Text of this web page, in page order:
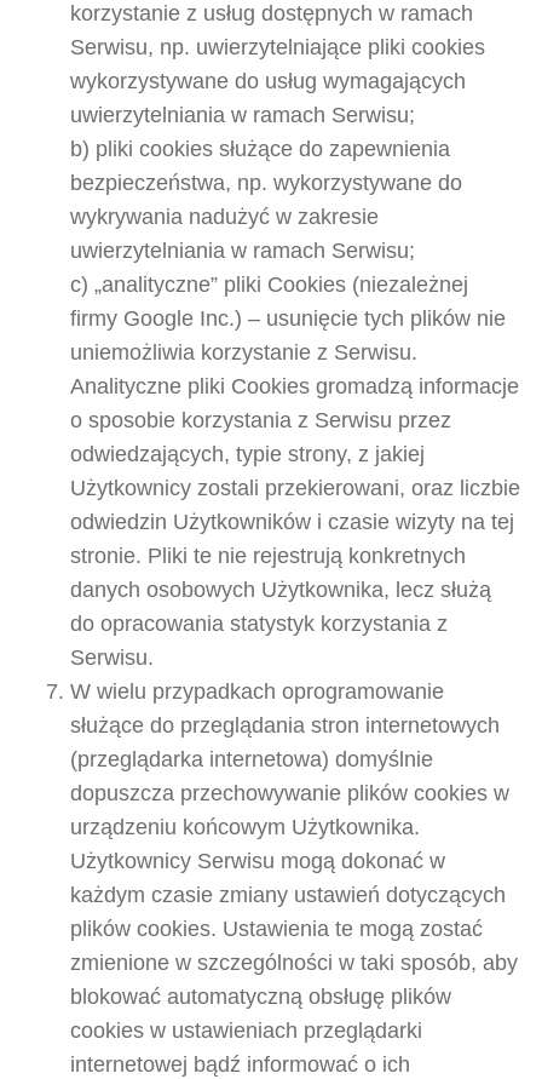
korzystanie z usług dostępnych w ramach
Serwisu, np. uwierzytelniające pliki cookies
wykorzystywane do usług wymagających
uwierzytelniania w ramach Serwisu;
b) pliki cookies służące do zapewnienia
bezpieczeństwa, np. wykorzystywane do
wykrywania nadużyć w zakresie
uwierzytelniania w ramach Serwisu;
c) „analityczne” pliki Cookies (niezależnej
firmy Google Inc.) – usunięcie tych plików nie
uniemożliwia korzystanie z Serwisu.
Analityczne pliki Cookies gromadzą informacje
o sposobie korzystania z Serwisu przez
odwiedzających, typie strony, z jakiej
Użytkownicy zostali przekierowani, oraz liczbie
odwiedzin Użytkowników i czasie wizyty na tej
stronie. Pliki te nie rejestrują konkretnych
danych osobowych Użytkownika, lecz służą
do opracowania statystyk korzystania z
Serwisu.
W wielu przypadkach oprogramowanie
służące do przeglądania stron internetowych
(przeglądarka internetowa) domyślnie
dopuszcza przechowywanie plików cookies w
urządzeniu końcowym Użytkownika.
Użytkownicy Serwisu mogą dokonać w
każdym czasie zmiany ustawień dotyczących
plików cookies. Ustawienia te mogą zostać
zmienione w szczególności w taki sposób, aby
blokować automatyczną obsługę plików
cookies w ustawieniach przeglądarki
internetowej bądź informować o ich